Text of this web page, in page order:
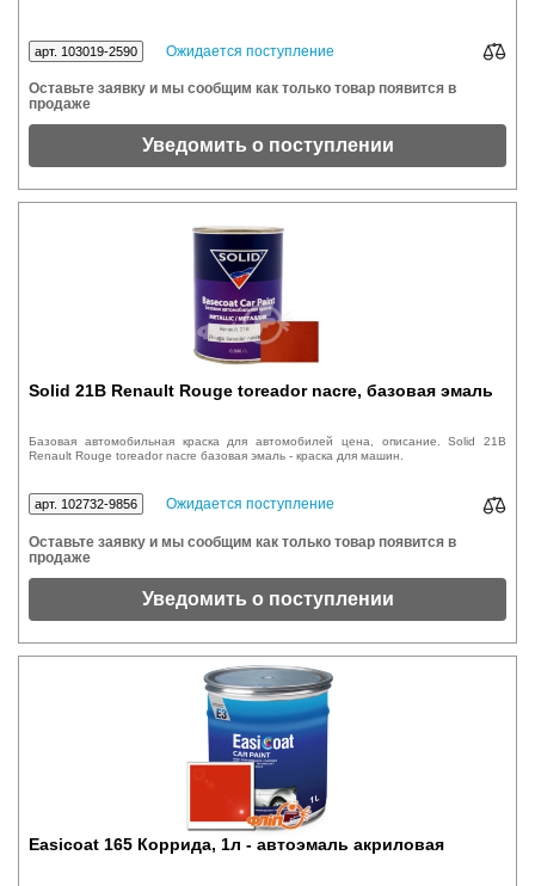
арт. 103019-2590 Ожидается поступление
Оставьте заявку и мы сообщим как только товар появится в
продаже
Уведомить о поступлении
Solid 21B Renault Rouge toreador nacre, базовая эмаль
Базовая автомобильная краска для автомобилей цена, описание. Solid 21B
Renault Rouge toreador nacre базовая эмаль - краска для машин.
арт. 102732-9856 Ожидается поступление
Оставьте заявку и мы сообщим как только товар появится в
продаже
Уведомить о поступлении
Easicoat 165 Коррида, 1л - автоэмаль акриловая